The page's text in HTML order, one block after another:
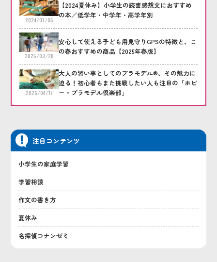
2024/07/05
【2024夏休み】小学生の読書感想文におすすめ
の本／低学年・中学年・高学年別
2025/03/28
安心して使える子ども用見守りGPSの特徴と、こ
の春おすすめの商品【2025年春版】
2026/04/17
大人の習い事としてのプラモデル®、その魅力に
迫る！初心者もまた挑戦したい人も注目の「ホビ
ー・プラモデル倶楽部」
注目コンテンツ
小学生の家庭学習
学習相談
作文の書き方
夏休み
名探偵コナンゼミ